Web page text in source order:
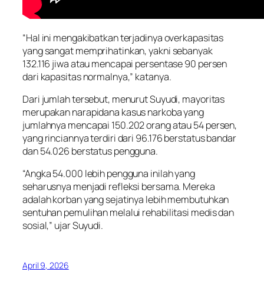
“Hal ini mengakibatkan terjadinya overkapasitas
yang sangat memprihatinkan, yakni sebanyak
132.116 jiwa atau mencapai persentase 90 persen
dari kapasitas normalnya,” katanya.
Dari jumlah tersebut, menurut Suyudi, mayoritas
merupakan narapidana kasus narkoba yang
jumlahnya mencapai 150.202 orang atau 54 persen,
yang rinciannya terdiri dari 96.176 berstatus bandar
dan 54.026 berstatus pengguna.
“Angka 54.000 lebih pengguna inilah yang
seharusnya menjadi refleksi bersama. Mereka
adalah korban yang sejatinya lebih membutuhkan
sentuhan pemulihan melalui rehabilitasi medis dan
sosial,” ujar Suyudi.
April 9, 2026